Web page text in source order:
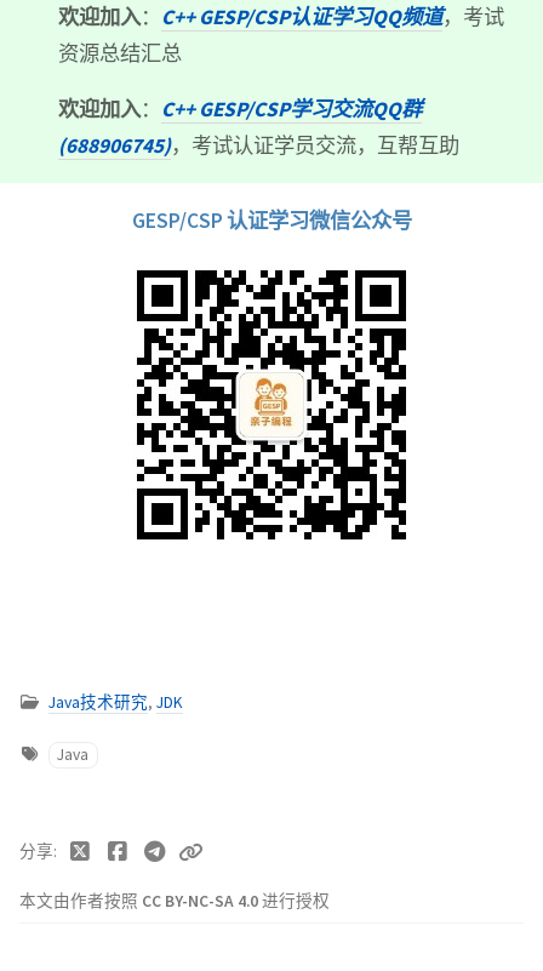
欢迎加入： C++ GESP/CSP认证学习QQ频道，考试
资源总结汇总
欢迎加入： C++ GESP/CSP学习交流QQ群
(688906745)，考试认证学员交流，互帮互助
GESP/CSP 认证学习微信公众号
Java技术研究, JDK
Java
本文由作者按照 CC BY-NC-SA 4.0进行授权
分享